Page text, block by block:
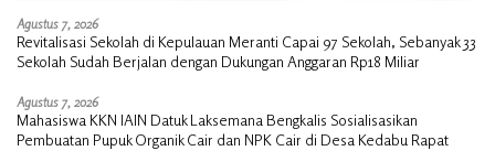
Agustus 7, 2026
Revitalisasi Sekolah di Kepulauan Meranti Capai 97 Sekolah, Sebanyak 33
Sekolah Sudah Berjalan dengan Dukungan Anggaran Rp18 Miliar
Agustus 7, 2026
Mahasiswa KKN IAIN Datuk Laksemana Bengkalis Sosialisasikan
Pembuatan Pupuk Organik Cair dan NPK Cair di Desa Kedabu Rapat